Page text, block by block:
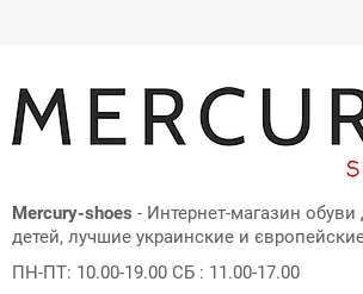
Mercury-shoes - Интернет-магазин
детей, лучшие украинские и
ПН-ПТ: 10.00-19.00 СБ : 11.00-17.00